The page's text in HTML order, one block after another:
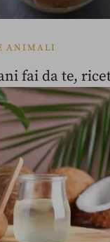
ANIMALI
fai da te,